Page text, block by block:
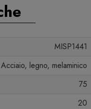
MISP1441
Acciaio, legno, melaminico
75
20